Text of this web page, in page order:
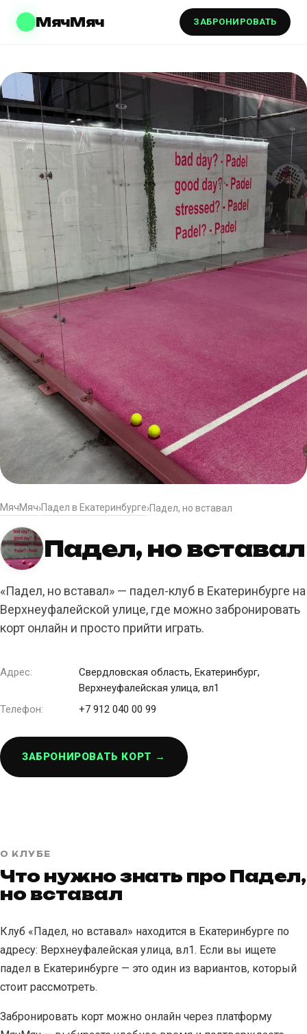
МячМяч ЗАБРОНИРОВАТЬ
МячМяч›Падел в Екатеринбурге›Падел, но вставал
Падел, но вставал
«Падел, но вставал» — падел-клуб в Екатеринбурге на
Верхнеуфалейской улице, где можно забронировать
корт онлайн и просто прийти играть.
Адрес:
Свердловская область, Екатеринбург,
Верхнеуфалейская улица, вл1
Телефон:
+7 912 040 00 99
ЗАБРОНИРОВАТЬ КОРТ →
О КЛУБЕ
Что нужно знать про Падел,
но вставал
Клуб «Падел, но вставал» находится в Екатеринбурге по
адресу: Верхнеуфалейская улица, вл1. Если вы ищете
падел в Екатеринбурге — это один из вариантов, который
стоит рассмотреть.
Забронировать корт можно онлайн через платформу